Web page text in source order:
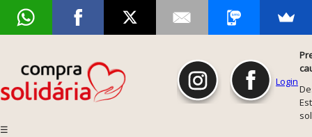
Login
☰